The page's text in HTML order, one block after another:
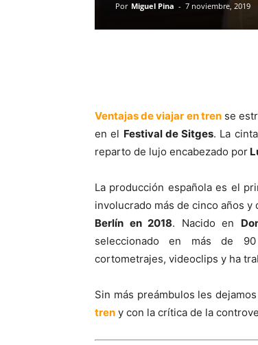
Por Miguel Pina - 7 noviembre, 2019
Ventajas de viajar en trense
en el Festival de Sitges. La
reparto de lujo encabezado por
La producción española es el
involucrado más de cinco años
Berlín en 2018. Nacido en
seleccionado en más de 90
cortometrajes, videoclips y ha
Sin más preámbulos les
tren y con la crítica de la